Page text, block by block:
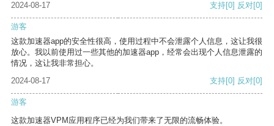
2024-08-17
支持[0] 反对[0]
游客
这款加速器app的安全性很高，使用过程中不会泄露个人信息，这让我很
放心。我以前使用过一些其他的加速器app，经常会出现个人信息泄露的
情况，这让我非常担心。
2024-08-17
支持[0] 反对[0]
游客
这款加速器VPM应用程序已经为我们带来了无限的流畅体验。